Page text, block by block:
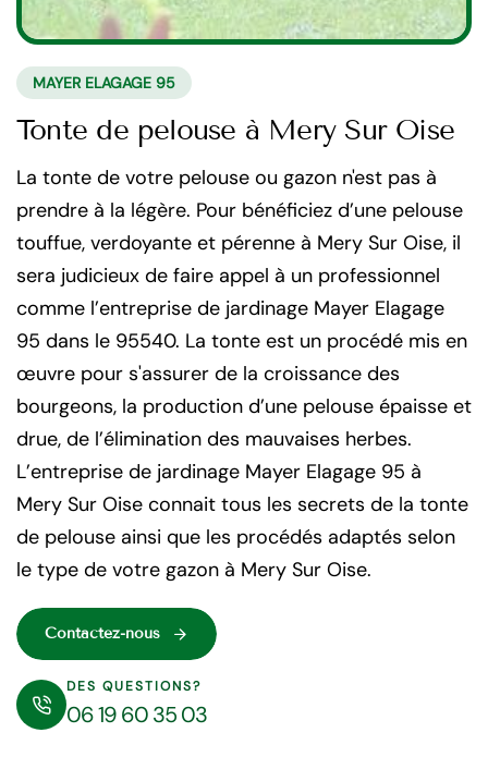
MAYER ELAGAGE 95
Tonte de pelouse à Mery Sur Oise
La tonte de votre pelouse ou gazon n'est pas à
prendre à la légère. Pour bénéficiez d’une pelouse
touffue, verdoyante et pérenne à Mery Sur Oise, il
sera judicieux de faire appel à un professionnel
comme l’entreprise de jardinage Mayer Elagage
95 dans le 95540. La tonte est un procédé mis en
œuvre pour s'assurer de la croissance des
bourgeons, la production d’une pelouse épaisse et
drue, de l’élimination des mauvaises herbes.
L’entreprise de jardinage Mayer Elagage 95 à
Mery Sur Oise connait tous les secrets de la tonte
de pelouse ainsi que les procédés adaptés selon
le type de votre gazon à Mery Sur Oise.
Contactez-nous
DES QUESTIONS?
06 19 60 35 03